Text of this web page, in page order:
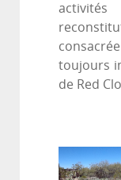
toujours
de Red